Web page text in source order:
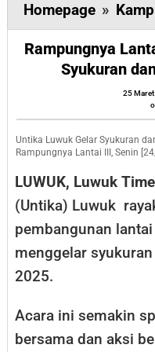
Homepage »
Rampungnya
Syukuran
25
Untika Luwuk Gelar Syukuran
Rampungnya Lantai III, Senin
LUWUK, Luwuk
(Untika) Luwuk
pembangunan
menggelar
2025.
Acara ini semakin
bersama dan aksi